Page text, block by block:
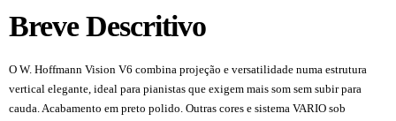
Breve Descritivo
O W. Hoffmann Vision V6 combina projeção e versatilidade numa estrutura
vertical elegante, ideal para pianistas que exigem mais som sem subir para
cauda. Acabamento em preto polido. Outras cores e sistema VARIO sob